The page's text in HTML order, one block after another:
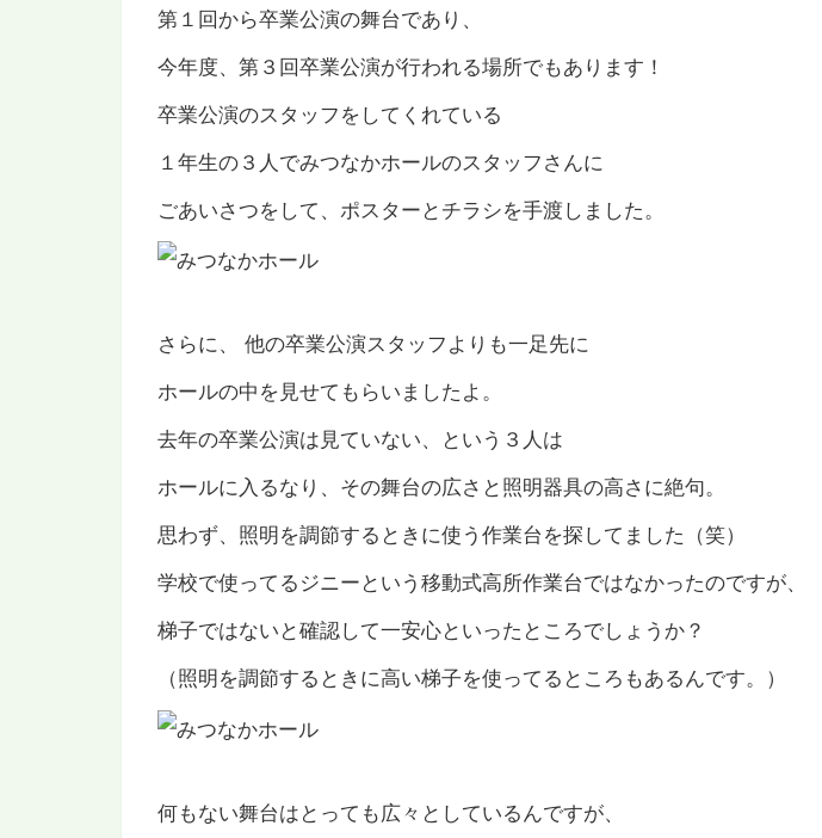
第１回から卒業公演の舞台であり、
今年度、第３回卒業公演が行われる場所でもあります！
卒業公演のスタッフをしてくれている
１年生の３人でみつなかホールのスタッフさんに
ごあいさつをして、ポスターとチラシを手渡しました。
さらに、 他の卒業公演スタッフよりも一足先に
ホールの中を見せてもらいましたよ。
去年の卒業公演は見ていない、という３人は
ホールに入るなり、その舞台の広さと照明器具の高さに絶句。
思わず、照明を調節するときに使う作業台を探してました（笑）
学校で使ってるジニーという移動式高所作業台ではなかったのですが、
梯子ではないと確認して一安心といったところでしょうか？
（照明を調節するときに高い梯子を使ってるところもあるんです。）
何もない舞台はとっても広々としているんですが、